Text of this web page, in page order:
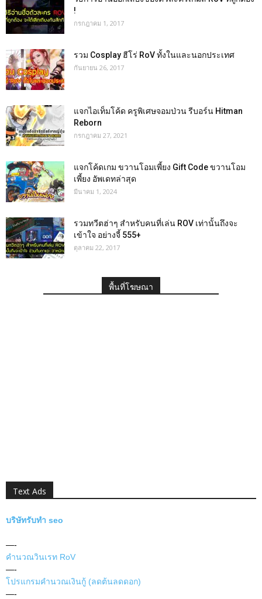
!
กรกฎาคม 1, 2017
รวม Cosplay ฮีโร่ RoV ทั้งในและนอกประเทศ
กันยายน 26, 2017
แจกไอเท็มโค้ด ครูพิเศษจอมป่วน รีบอร์น Hitman
Reborn
กรกฎาคม 27, 2021
แจกโค้ดเกม ขวานโอมเพี้ยง Gift Code ขวานโอม
เพี้ยง อัพเดทล่าสุด
มีนาคม 1, 2024
รวมทวีตฮ่าๆ สำหรับคนที่เล่น ROV เท่านั้นถึงจะ
เข้าใจ อย่างจี้ 555+
ตุลาคม 22, 2017
พื้นที่โฆษณา
Text Ads
บริษัทรับทำ seo
—-
คำนวณวินเรท RoV
—-
โปรแกรมคำนวณเงินกู้ (ลดต้นลดดอก)
—-